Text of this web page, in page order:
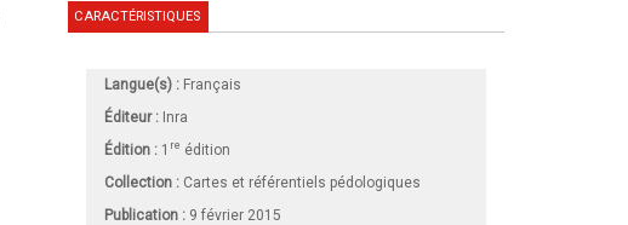
CARACTÉRISTIQUES
Langue(s) : Français
Éditeur : Inra
Édition : 1 re édition
Collection : Cartes et référentiels pédologiques
Publication : 9 février 2015